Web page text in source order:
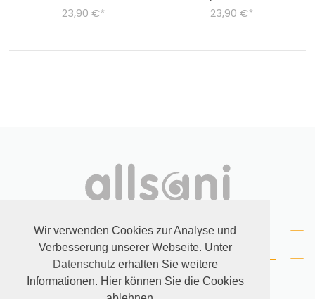
Wir verwenden Cookies zur Analyse und
Verbesserung unserer Webseite. Unter
Datenschutz erhalten Sie weitere
Informationen. Hierkönnen Sie die Cookies
23,90 €* 23,90 €*
RECHTLICHES +
KONTAKT +